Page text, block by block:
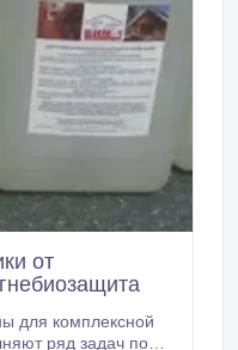
от
для комплексной
ряд задач по